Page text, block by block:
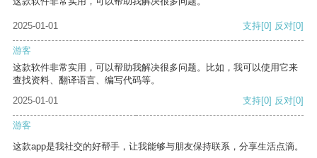
2025-01-01 支持[0] 反对[0]
游客
这款软件非常实用，可以帮助我解决很多问题。比如，我可以使用它来
查找资料、翻译语言、编写代码等。
2025-01-01
支持[0] 反对[0]
游客
这款app是我社交的好帮手，让我能够与朋友保持联系，分享生活点滴。